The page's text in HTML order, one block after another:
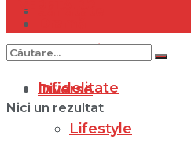
Internațional
Diverse
Lifestyle
Infidelitate
Nici un rezultat